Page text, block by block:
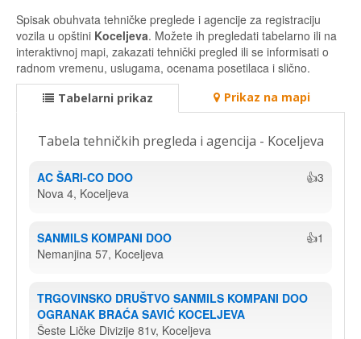
Spisak obuhvata tehničke preglede i agencije za registraciju
vozila u opštini Koceljeva. Možete ih pregledati tabelarno ili na
interaktivnoj mapi, zakazati tehnički pregled ili se informisati o
radnom vremenu, uslugama, ocenama posetilaca i slično.
Tabelarni prikaz Prikaz na mapi
Tabela tehničkih pregleda i agencija - Koceljeva
AC ŠARI-CO DOO
👍3
Nova 4, Koceljeva
SANMILS KOMPANI DOO
👍1
Nemanjina 57, Koceljeva
TRGOVINSKO DRUŠTVO SANMILS KOMPANI DOO
OGRANAK BRAĆA SAVIĆ KOCELJEVA
Šeste Ličke Divizije 81v, Koceljeva